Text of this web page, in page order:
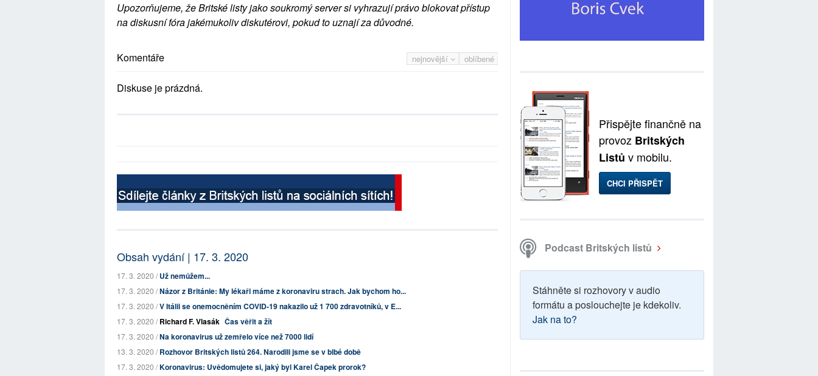
Upozorňujeme, že Britské listy jako soukromý server si vyhrazují právo blokovat přístup
na diskusní fóra jakémukoliv diskutérovi, pokud to uznají za důvodné.
nejnovější oblíbené
Komentáře
Diskuse je prázdná.
Obsah vydání | 17. 3. 2020
17. 3. 2020 /Už nemůžem...
17. 3. 2020 /Názor z Británie: My lékaři máme z koronaviru strach. Jak bychom ho...
17. 3. 2020 /V Itálii se onemocněním COVID-19 nakazilo už 1 700 zdravotníků, v E...
17. 3. 2020 /Richard F. Vlasák Čas věřit a žít
17. 3. 2020 /Na koronavirus už zemřelo více než 7000 lidí
13. 3. 2020 /Rozhovor Britských listů 264. Narodili jsme se v blbé době
17. 3. 2020 /Koronavirus: Uvědomujete si, jaký byl Karel Čapek prorok?
Přispějte finančně na
provoz Britských
Listů v mobilu.
CHCI PŘISPĚT
Podcast Britských listů
Stáhněte si rozhovory v audio
formátu a poslouchejte je kdekoliv.
Jak na to?